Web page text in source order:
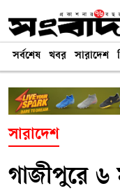
সর্বশেষ খবর সারাদেশ
সারাদেশ
গাজীপুরে ৬